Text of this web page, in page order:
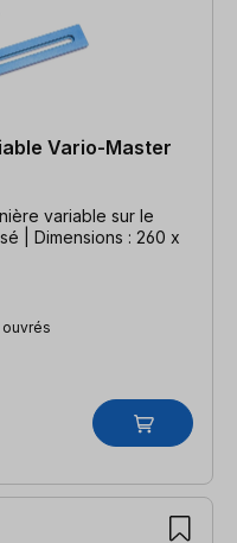
Vario-Master
variable sur le
| Dimensions : 260 x
ouvrés